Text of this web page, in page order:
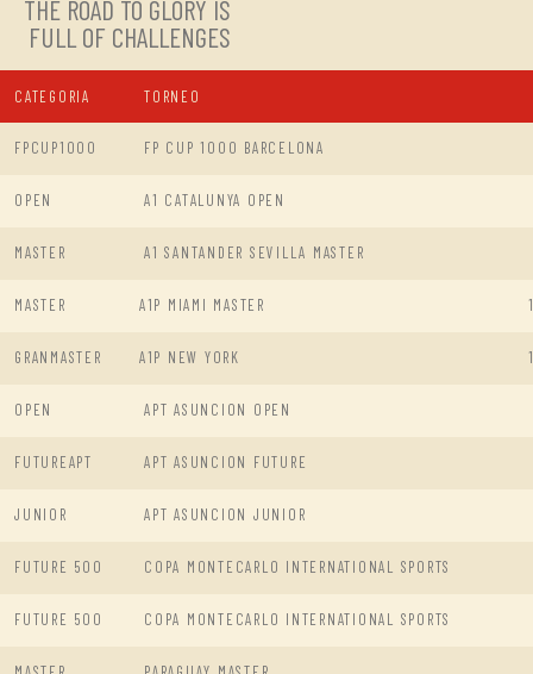
THE ROAD TO GLORY IS
FULL OF CHALLENGES
CATEGORIA TORNEO
FPCUP1000 FP CUP 1000 BARCELONA
OPEN A1 CATALUNYA OPEN
MASTER A1 SANTANDER SEVILLA MASTER
MASTER A1P MIAMI MASTER
GRANMASTER A1P NEW YORK
OPEN APT ASUNCION OPEN
FUTUREAPT APT ASUNCION FUTURE
JUNIOR APT ASUNCION JUNIOR
FUTURE 500 COPA MONTECARLO INTERNATIONAL SPORTS
FUTURE 500 COPA MONTECARLO INTERNATIONAL SPORTS